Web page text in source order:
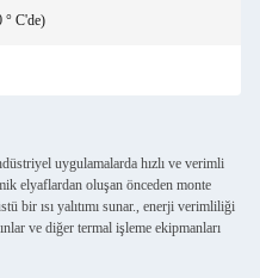
° C'de)
uygulamalarda hızlı ve verimli
elyaflardan oluşan önceden monte
bir ısı yalıtımı sunar., enerji verimliliği
ve diğer termal işleme ekipmanları